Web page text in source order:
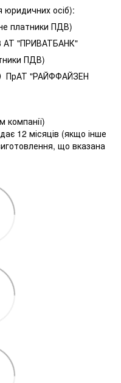
юридичних осіб):
платники ПДВ)
АТ "ПРИВАТБАНК"
ПДВ)
ПрАТ "РАЙФФАЙЗЕН
компанії)
12 місяців (якщо інше
що вказана